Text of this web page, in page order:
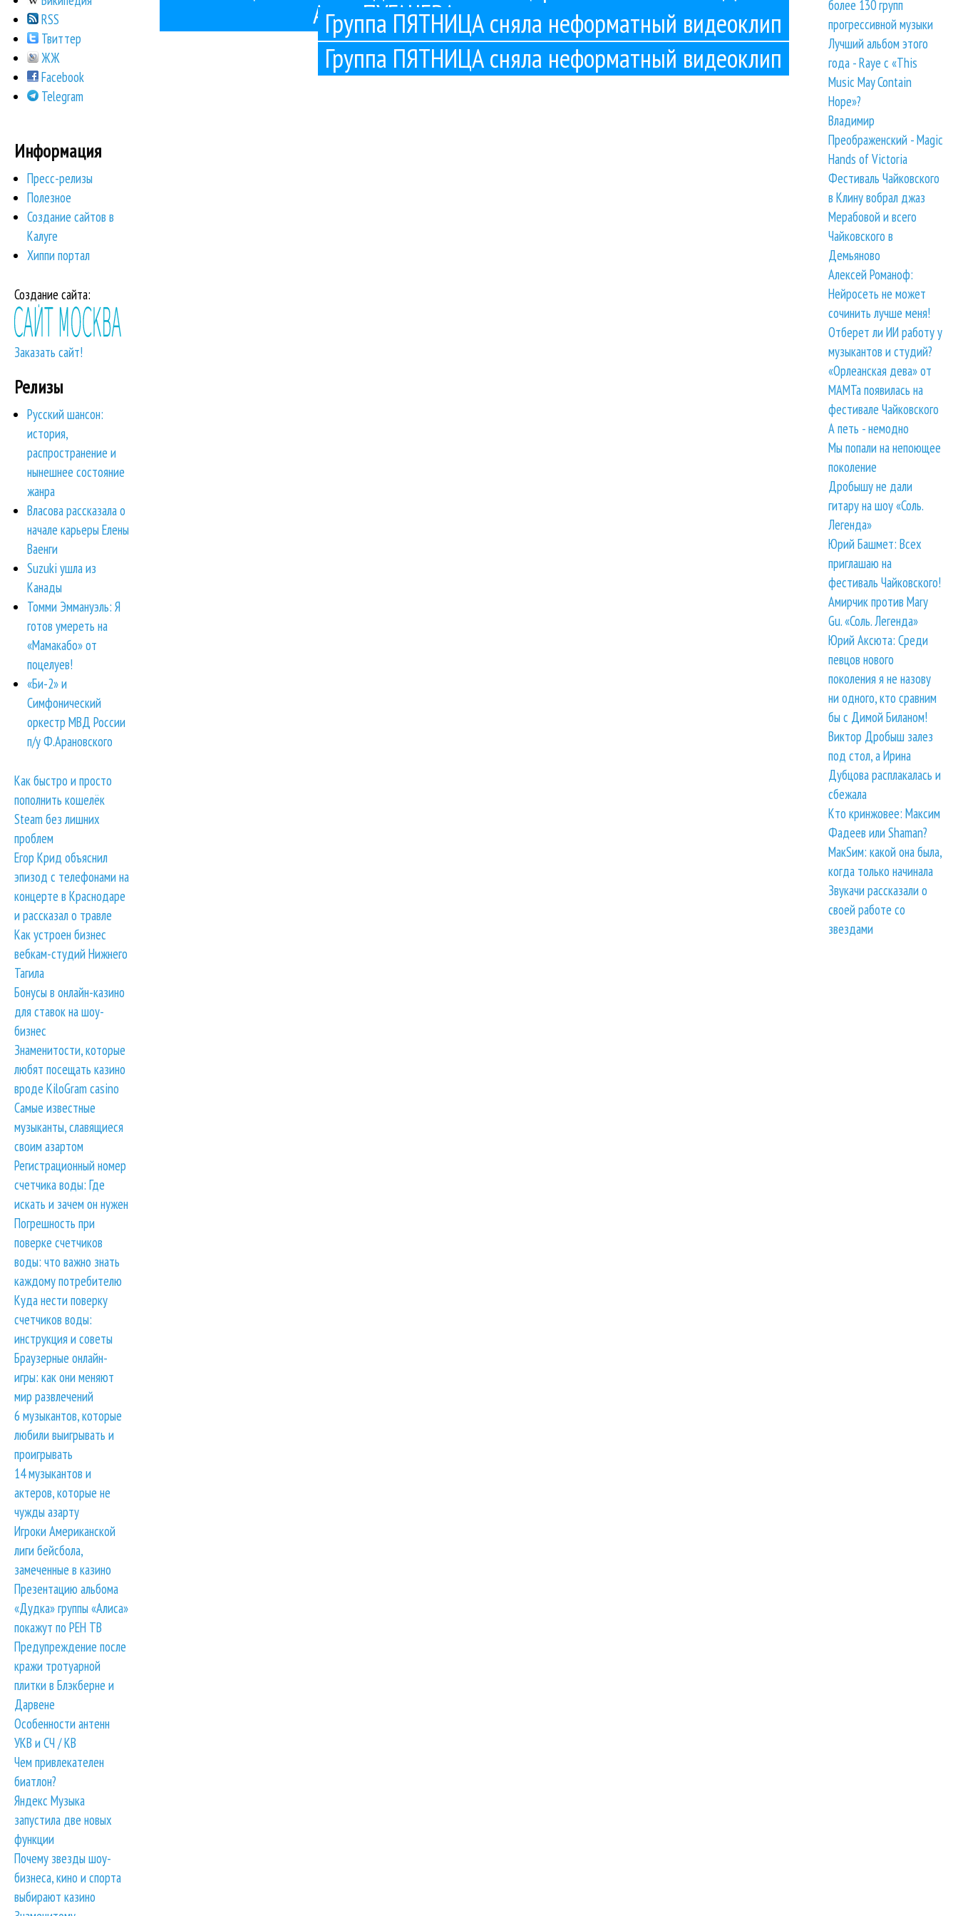
Алла ПУГАЧЕВА показала характер
Группа ПЯТНИЦА сняла неформатный видеоклип
Группа ПЯТНИЦА сняла неформатный видеоклип
RSS
Твиттер
ЖЖ
Facebook
Telegram
Информация
Пресс-релизы
Полезное
Создание сайтов в
Калуге
Хиппи портал
Создание сайта:
Заказать сайт!
Релизы
Русский шансон:
история,
распространение и
нынешнее состояние
жанра
Власова рассказала о
начале карьеры Елены
Ваенги
Suzuki ушла из
Канады
Томми Эммануэль: Я
готов умереть на
«Мамакабо» от
поцелуев!
«Би-2» и
Симфонический
оркестр МВД России
п/у Ф.Арановского
Как быстро и просто
пополнить кошелёк
Steam без лишних
проблем
Егор Крид объяснил
эпизод с телефонами на
концерте в Краснодаре
и рассказал о травле
Как устроен бизнес
вебкам-студий Нижнего
Тагила
Бонусы в онлайн-казино
для ставок на шоу-
бизнес
Знаменитости, которые
любят посещать казино
вроде KiloGram casino
Самые известные
музыканты, славящиеся
своим азартом
Регистрационный номер
счетчика воды: Где
искать и зачем он нужен
Погрешность при
поверке счетчиков
воды: что важно знать
каждому потребителю
Куда нести поверку
счетчиков воды:
инструкция и советы
Браузерные онлайн-
игры: как они меняют
мир развлечений
6 музыкантов, которые
любили выигрывать и
проигрывать
14 музыкантов и
актеров, которые не
чужды азарту
Игроки Американской
лиги бейсбола,
замеченные в казино
Презентацию альбома
«Дудка» группы «Алиса»
покажут по РЕН ТВ
Предупреждение после
кражи тротуарной
плитки в Блэкберне и
Дарвене
Особенности антенн
УКВ и СЧ / КВ
Чем привлекателен
биатлон?
Яндекс Музыка
запустила две новых
функции
Почему звезды шоу-
бизнеса, кино и спорта
выбирают казино
более 130 групп
прогрессивной музыки
Лучший альбом этого
года - Raye с «This
Music May Contain
Hope»?
Владимир
Преображенский - Magic
Hands of Victoria
Фестиваль Чайковского
в Клину вобрал джаз
Мерабовой и всего
Чайковского в
Демьяново
Алексей Романоф:
Нейросеть не может
сочинить лучше меня!
Отберет ли ИИ работу у
музыкантов и студий?
«Орлеанская дева» от
МАМТа появилась на
фестивале Чайковского
А петь - немодно
Мы попали на непоющее
поколение
Дробышу не дали
гитару на шоу «Соль.
Легенда»
Юрий Башмет: Всех
приглашаю на
фестиваль Чайковского!
Амирчик против Mary
Gu. «Соль. Легенда»
Юрий Аксюта: Среди
певцов нового
поколения я не назову
ни одного, кто сравним
бы с Димой Биланом!
Виктор Дробыш залез
под стол, а Ирина
Дубцова расплакалась и
сбежала
Кто кринжовее: Максим
Фадеев или Shaman?
МакSим: какой она была,
когда только начинала
Звукачи рассказали о
своей работе со
звездами